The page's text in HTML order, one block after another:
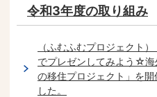
令和3年度の取り組み
（ふむふむプロジェクト
でプレゼンしてみよう☆海
の移住プロジェクト」を開
した。